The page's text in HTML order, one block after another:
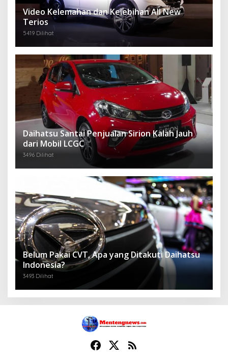
Video Kelemahan dan Kelebihan All New
Terios
5419 Dilihat
Daihatsu Santai Penjualan Sirion Kalah Jauh
dari Mobil LCGC
3496 Dilihat
Belum Pakai CVT, Apa yang Ditakuti Daihatsu
Indonesia?
3493 Dilihat